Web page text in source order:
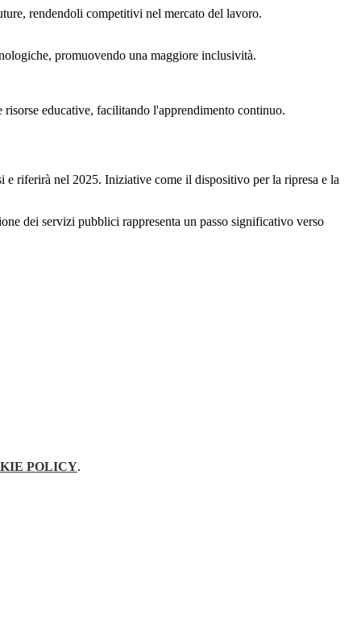
rendendoli competitivi nel mercato del lavoro.
promuovendo una maggiore inclusività.
educative, facilitando l'apprendimento continuo.
riferirà nel 2025. Iniziative come il dispositivo per la ripresa e la
dei servizi pubblici rappresenta un passo significativo verso
POLICY.